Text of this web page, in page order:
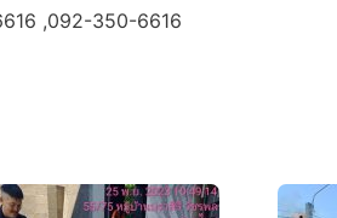
,092-350-6616